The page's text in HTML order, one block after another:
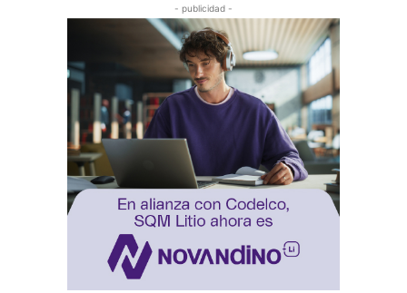
- publicidad -